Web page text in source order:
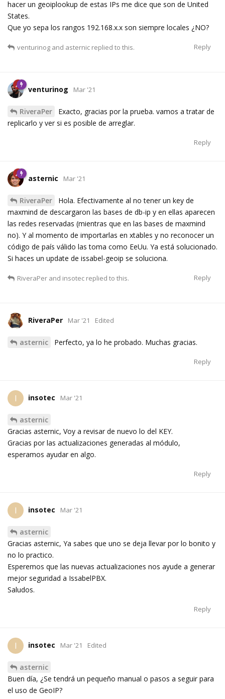
hacer un geoiplookup de estas IPs me dice que son de United
States.
Que yo sepa los rangos 192.168.x.x son siempre locales ¿NO?
Reply
venturinog and asternic replied to this.
venturinog Mar '21
RiveraPer
Exacto, gracias por la prueba. vamos a tratar de
replicarlo y ver si es posible de arreglar.
Reply
asternic Mar '21
RiveraPer
Hola. Efectivamente al no tener un key de
maxmind de descargaron las bases de db-ip y en ellas aparecen
las redes reservadas (mientras que en las bases de maxmind
no). Y al momento de importarlas en xtables y no reconocer un
código de país válido las toma como EeUu. Ya está solucionado.
Si haces un update de issabel-geoip se soluciona.
Reply
RiveraPer and insotec replied to this.
RiveraPer Mar '21 Edited
asternic Perfecto, ya lo he probado. Muchas gracias.
Reply
I insotec Mar '21
asternic
Gracias asternic, Voy a revisar de nuevo lo del KEY.
Gracias por las actualizaciones generadas al módulo,
esperamos ayudar en algo.
Reply
I insotec Mar '21
asternic
Gracias asternic, Ya sabes que uno se deja llevar por lo bonito y
no lo practico.
Esperemos que las nuevas actualizaciones nos ayude a generar
mejor seguridad a IssabelPBX.
Saludos.
Reply
I insotec Mar '21 Edited
asternic
Buen día, ¿Se tendrá un pequeño manual o pasos a seguir para
el uso de GeoIP?